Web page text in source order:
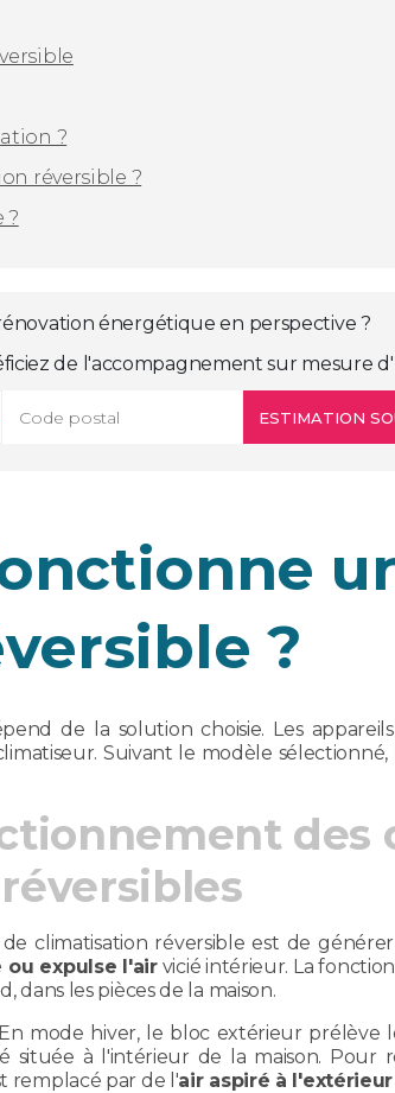
?
réversible ?
?
énergétique en perspective ?
de l'accompagnement sur mesure
ESTIMATION
?
de la solution choisie. Les
Suivant le modèle
des
réversibles
climatisation réversible est de
expulse l'airvicié intérieur. La
dans les pièces de la maison.
mode hiver, le bloc extérieur prélève
située à l'intérieur de la maison.
remplacé par de l'air aspiré à